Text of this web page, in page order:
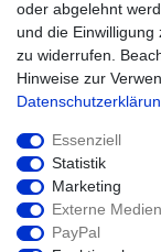
oder abgelehnt
und die
zu widerrufen.
Hinweise zur
Essenziell
Statistik
Marketing
Externe Medien
PayPal